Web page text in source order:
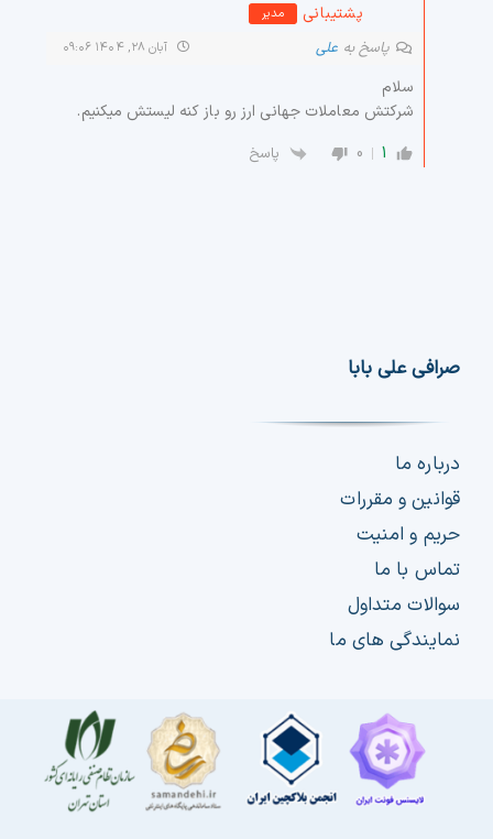
پشتیبانی مدیر
پاسخ به علی آبان ۲۸, ۱۴۰۴ ۰۹:۰۶
سلام
شرکتش معاملات جهانی ارز رو باز کنه لیستش میکنیم.
1
0 پاسخ
صرافی علی بابا
درباره ما
قوانین و مقررات
حریم و امنیت
تماس با ما
سوالات متداول
نمایندگی های ما